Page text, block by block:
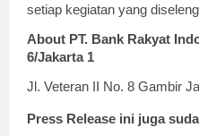
setiap kegiatan yang
About PT. Bank Rakyat
6/Jakarta 1
Jl. Veteran II No. 8 Gambir
Press Release ini juga